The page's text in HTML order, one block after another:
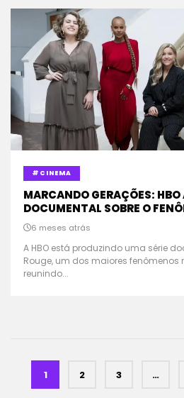
#CINEMA
MARCANDO GERAÇÕES:
DOCUMENTAL SOBRE O
6 meses atrás
A HBO está produzindo uma série
Rouge, um dos maiores
reunindo...
1 2 3 …